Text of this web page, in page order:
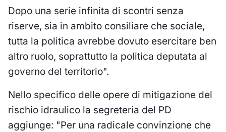
Dopo una serie infinita di scontri senza
riserve, sia in ambito consiliare che sociale,
tutta la politica avrebbe dovuto esercitare ben
altro ruolo, soprattutto la politica deputata al
governo del territorio".
Nello specifico delle opere di mitigazione del
rischio idraulico la segreteria del PD
aggiunge: "Per una radicale convinzione che